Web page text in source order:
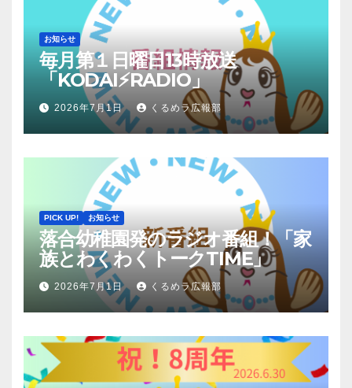
お知らせ
毎月第１日曜日13時放送
「KODAI⚡RADIO」
2026年7月1日 くるめラ広報部
PICK UP! お知らせ
落合幼稚園発のラジオ番組！「家
族とわくわくトークTIME」
2026年7月1日 くるめラ広報部